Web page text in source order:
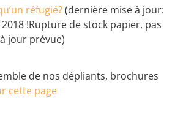
réfugié?(dernière mise à jour:
!Rupture de stock papier, pas
jour prévue)
de nos dépliants, brochures
cette page